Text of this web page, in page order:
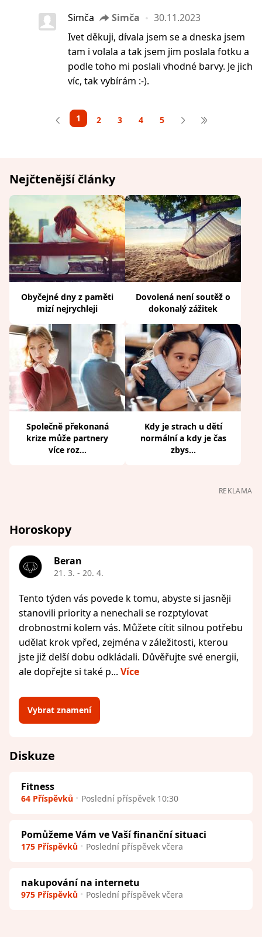
Simča Simča
30.11.2023
Ivet děkuji, dívala jsem se a dneska jsem
tam i volala a tak jsem jim poslala fotku a
podle toho mi poslali vhodné barvy. Je jich
víc, tak vybírám :-).
1 2 3 4 5
Nejčtenější články
Obyčejné dny z paměti
mizí nejrychleji
Dovolená není soutěž o
dokonalý zážitek
Společně překonaná
krize může partnery
více roz...
Kdy je strach u dětí
normální a kdy je čas
zbys...
REKLAMA
Horoskopy
Beran
21. 3. - 20. 4.
Tento týden vás povede k tomu, abyste si jasněji
stanovili priority a nenechali se rozptylovat
drobnostmi kolem vás. Můžete cítit silnou potřebu
udělat krok vpřed, zejména v záležitosti, kterou
jste již delší dobu odkládali. Důvěřujte své energii,
ale dopřejte si také p... Více
Vybrat znamení
Diskuze
Fitness
64 Příspěvků Poslední příspěvek 10:30
Pomůžeme Vám ve Vaší finanční situaci
175 Příspěvků Poslední příspěvek včera
nakupování na internetu
975 Příspěvků Poslední příspěvek včera